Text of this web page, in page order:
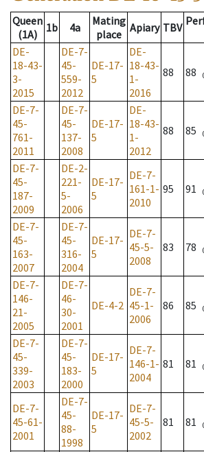
Queen
(1A)
1b 4a
Mating
place
Apiary TBV
DE-
18-43-
3-
2015
DE-7-
45-
559-
2012
DE-17-
5
DE-
18-43-
1-
2016
88 88
DE-7-
45-
761-
2011
DE-7-
45-
137-
2008
DE-17-
5
DE-
18-43-
1-
2012
88 85
DE-7-
45-
187-
2009
DE-2-
221-
5-
2006
DE-17-
5
DE-7-
161-1-
2010
95 91
DE-7-
45-
163-
2007
DE-7-
45-
316-
2004
DE-17-
5
DE-7-
45-5-
2008
83 78
DE-7-
146-
21-
2005
DE-7-
46-
30-
2001
DE-4-2
DE-7-
45-1-
2006
86 85
DE-7-
45-
339-
2003
DE-7-
45-
183-
2000
DE-17-
5
DE-7-
146-1-
2004
81 81
DE-7-
45-61-
2001
DE-7-
45-
88-
1998
DE-17-
5
DE-7-
45-5-
2002
81 81